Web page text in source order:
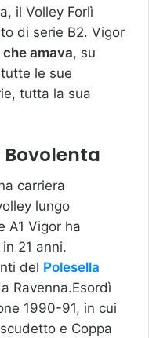
il Volley Forlì
di serie B2. Vigor
amava, su
le sue
tutta la sua
Bovolenta
carriera
lungo
A1 Vigor ha
21 anni.
del Polesella
Ravenna.Esordì
1990-91, in cui
e Coppa